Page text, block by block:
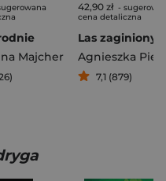
Majcher
42,90 zł -
cena detaliczna
Las
Agnieszka
7,1 (879)